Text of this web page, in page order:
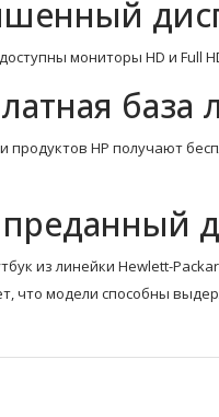
мониторы HD и Full
база
продуктов HP получают
из линейки Hewlett-
что модели способны